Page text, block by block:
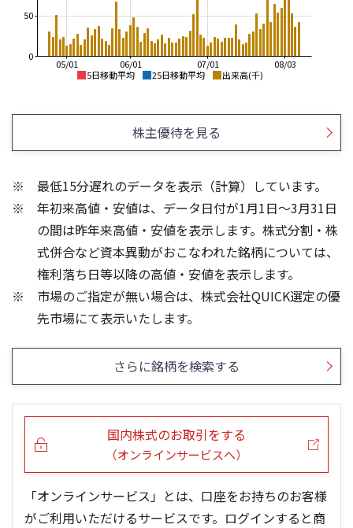
5日移動平均 25日移動平均 出来高(千)
08/03
07/01
06/01
05/01
0
50
25/12
25/10
25/08
25/06
25/04
1,200
1,300
20
24/01
23/01
22/01
21/01
1,000
1,200
1,600
1,800
株主優待を見る
最低15分遅れのデータを表示（計算）しています。
年初来高値・安値は、データ日付が1月1日～3月31日
の間は昨年来高値・安値を表示します。株式分割・株
式併合など資本異動がおこなわれた銘柄については、
権利落ち日等以降の高値・安値を表示します。
市場のご指定が無い場合は、株式会社QUICK選定の優
先市場にて表示いたします。
さらに銘柄を検索する
国内株式のお取引をする
（オンラインサービスへ）
「オンラインサービス」とは、口座をお持ちのお客様
がご利用いただけるサービスです。ログインすると商